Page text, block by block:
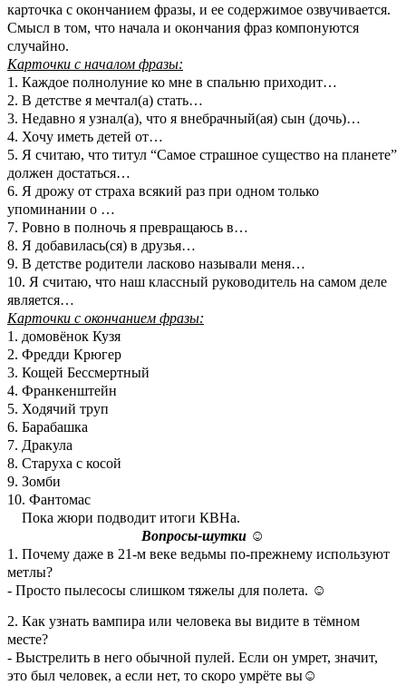
карточка с окончанием фразы, и ее содержимое озвучивается.
Смысл в том, что начала и окончания фраз компонуются
случайно.
Карточки с началом фразы:
1. Каждое полнолуние ко мне в спальню приходит…
2. В детстве я мечтал(а) стать…
3. Недавно я узнал(а), что я внебрачный(ая) сын (дочь)…
4. Хочу иметь детей от…
5. Я считаю, что титул “Самое страшное существо на планете”
должен достаться…
6. Я дрожу от страха всякий раз при одном только
упоминании о …
7. Ровно в полночь я превращаюсь в…
8. Я добавилась(ся) в друзья…
9. В детстве родители ласково называли меня…
10. Я считаю, что наш классный руководитель на самом деле
является…
Карточки с окончанием фразы:
1. домовёнок Кузя
2. Фредди Крюгер
3. Кощей Бессмертный
4. Франкенштейн
5. Ходячий труп
6. Барабашка
7. Дракула
8. Старуха с косой
9. Зомби
10. Фантомас
Пока жюри подводит итоги КВНа.
Вопросы-шутки ☺
1. Почему даже в 21-м веке ведьмы по-прежнему используют
метлы?
- Просто пылесосы слишком тяжелы для полета. ☺
2. Как узнать вампира или человека вы видите в тёмном
месте?
- Выстрелить в него обычной пулей. Если он умрет, значит,
это был человек, а если нет, то скоро умрёте вы☺